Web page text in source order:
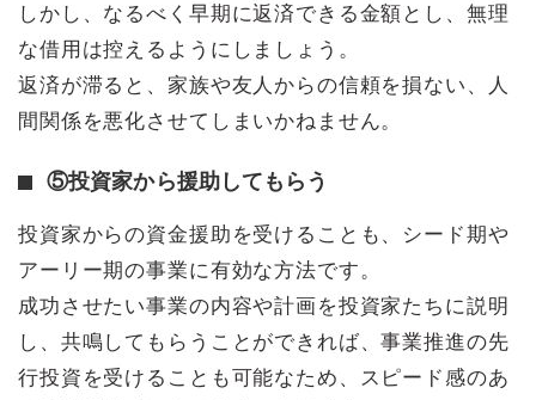
しかし、なるべく早期に返済できる金額とし、無理
な借用は控えるようにしましょう。
返済が滞ると、家族や友人からの信頼を損ない、人
間関係を悪化させてしまいかねません。
⑤投資家から援助してもらう
投資家からの資金援助を受けることも、シード期や
アーリー期の事業に有効な方法です。
成功させたい事業の内容や計画を投資家たちに説明
し、共鳴してもらうことができれば、事業推進の先
行投資を受けることも可能なため、スピード感のあ